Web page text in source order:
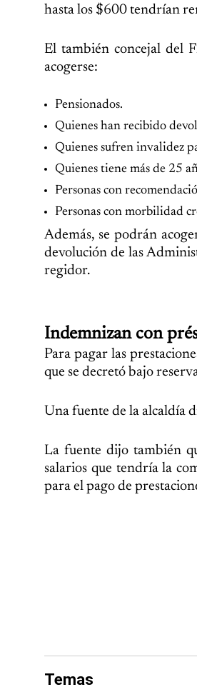
hasta los $600 tendrían
El también concejal del
acogerse:
Pensionados.
Quienes han recibido
Quienes sufren invalidez
Quienes tiene más de 25
Personas con
Personas con morbilidad
Además, se podrán
devolución de las
regidor.
Indemnizan con
Para pagar las
que se decretó bajo
Una fuente de la alcaldía
La fuente dijo también
salarios que tendría la
para el pago de
Temas